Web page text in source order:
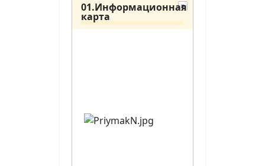
01.Информационная
карта